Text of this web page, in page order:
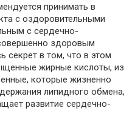
принимать в
с оздоровительными
с сердечно-
здоровым
секрет в том, что в этом
жирные кислоты, из
которые жизненно
липидного обмена,
развитие сердечно-